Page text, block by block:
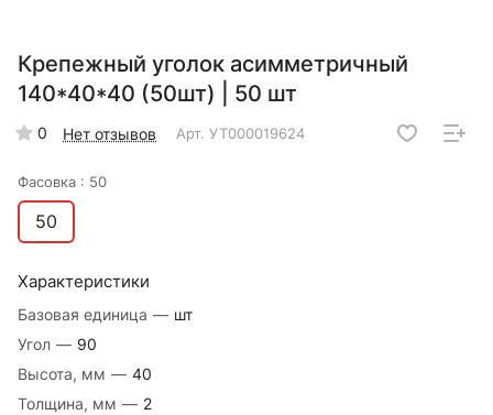
Крепежный уголок асимметричный
140*40*40 (50шт) | 50 шт
0 Нет отзывов Арт. УТ000019624
Фасовка : 50
50
Характеристики
Базовая единица — шт
Угол — 90
Высота, мм — 40
Толщина, мм — 2